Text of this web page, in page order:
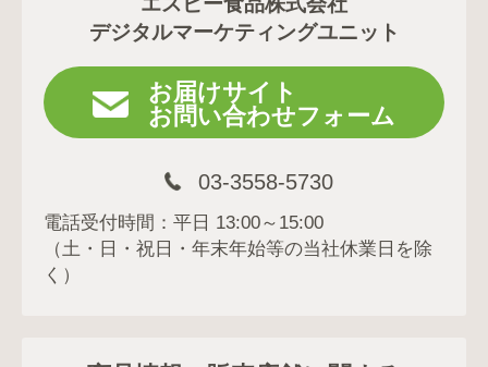
デジタルマーケティングユニット
お届けサイト
お問い合わせフォーム
03-3558-5730
電話受付時間：平日 13:00～15:00
（土・日・祝日・年末年始等の当社休業日を除
く）